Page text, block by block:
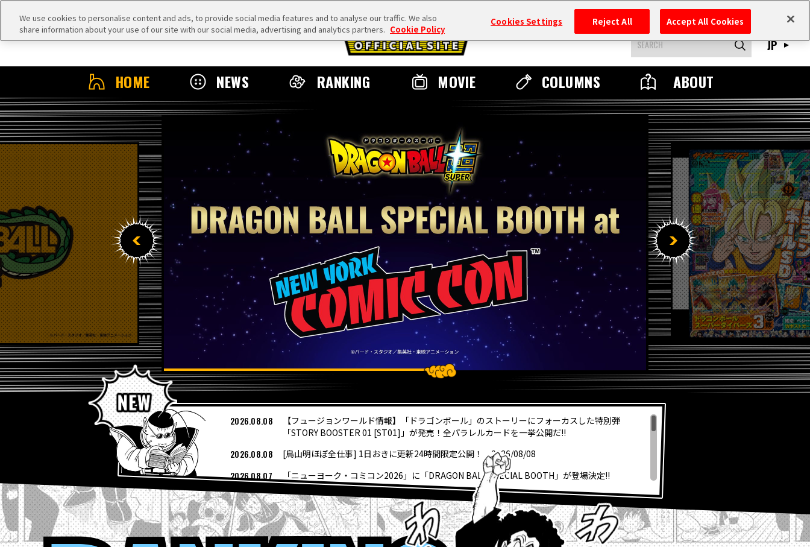
HOME NEWS RANKING MOVIE COLUMNS ABOUT
JP
PICKUP
2026.08.08
【フュージョンワールド情報】「ドラゴンボール」のストーリーにフォーカスした特別弾
「STORY BOOSTER 01 [ST01]」が発売！全パラレルカードを一挙公開だ!!
2026.08.08 [鳥山明ほぼ全仕事] 1日おきに更新24時間限定公開！ 2026/08/08
2026.08.07 「ニューヨーク・コミコン2026」に「DRAGON BALL SPECIAL BOOTH」が登場決定!!
2026.08.06
“大きいサイズのサカゼン”から「ドラゴンボール」シリーズのオリジナルビッグサイズウェアが
発売決定!!
2026.08.04 『ドラゴンボールスーパーダイバーズ-レッツ！スーパーダイブ !!』コミックス3巻が発売！
RANKING
We use cookies to personalise content and ads, to provide social media features and to analyse our traffic. We also
share information about your use of our site with our social media, advertising and analytics partners. Cookie Policy
Cookies Settings Reject All Accept All Cookies